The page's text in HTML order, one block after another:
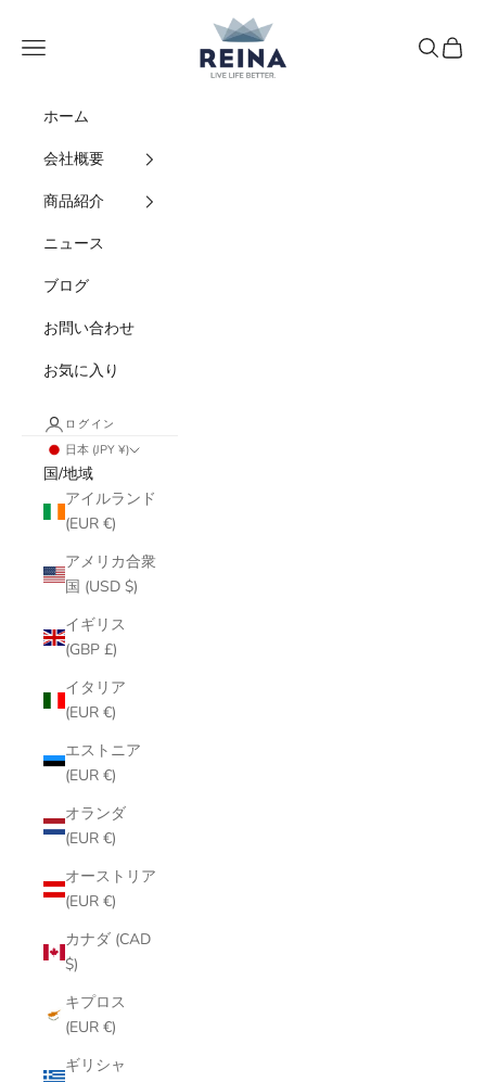
REINA
メニュー 検索カート
ホーム
会社概要
商品紹介
ニュース
ブログ
お問い合わせ
お気に入り
ログイン
日本 (JPY ¥)
国/地域
アイルランド
(EUR €)
アメリカ合衆
国 (USD $)
イギリス
(GBP £)
イタリア
(EUR €)
エストニア
(EUR €)
オランダ
(EUR €)
オーストリア
(EUR €)
カナダ (CAD
$)
キプロス
(EUR €)
ギリシャ